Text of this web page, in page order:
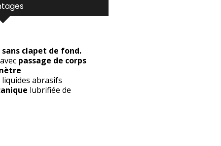
sans clapet de fond.
passage de corps
abrasifs
lubrifiée de